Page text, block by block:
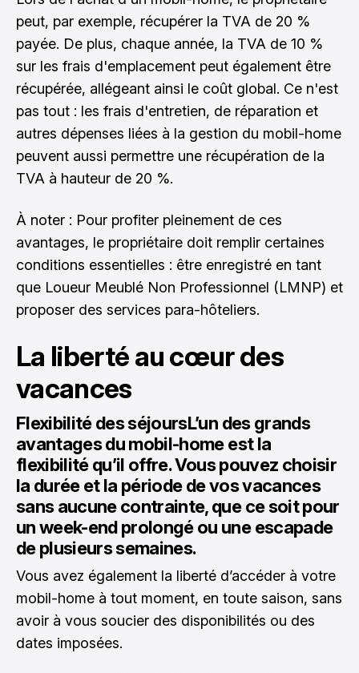
peut, par exemple, récupérer la TVA de 20 %
payée. De plus, chaque année, la TVA de 10 %
sur les frais d'emplacement peut également être
récupérée, allégeant ainsi le coût global. Ce n'est
pas tout : les frais d'entretien, de réparation et
autres dépenses liées à la gestion du mobil-home
peuvent aussi permettre une récupération de la
TVA à hauteur de 20 %.
À noter : Pour profiter pleinement de ces
avantages, le propriétaire doit remplir certaines
conditions essentielles : être enregistré en tant
que Loueur Meublé Non Professionnel (LMNP) et
proposer des services para-hôteliers.
La liberté au cœur des
vacances
Flexibilité des séjoursL’un des grands
avantages dumobil-homeest la
flexibilité qu’il offre. Vous pouvez choisir
la durée et la période de vos vacances
sans aucune contrainte, que ce soit pour
un week-end prolongé ou une escapade
de plusieurs semaines.
Vous avez également la liberté d’accéder à votre
mobil-home à tout moment, en toute saison, sans
avoir à vous soucier des disponibilités ou des
dates imposées.